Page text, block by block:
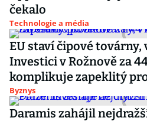
čekalo
Technologie a média
EU staví čipové továrny,
Investici v Rožnově za
komplikuje zapeklitý
Byznys
Daramis zahájil